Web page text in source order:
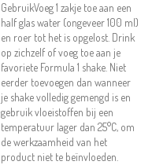
GebruikVoeg 1 zakje toe aan een
half glas water (ongeveer 100 ml)
en roer tot het is opgelost. Drink
op zichzelf of voeg toe aan je
favoriete Formula 1 shake. Niet
eerder toevoegen dan wanneer
je shake volledig gemengd is en
gebruik vloeistoffen bij een
temperatuur lager dan 25°C, om
de werkzaamheid van het
product niet te beïnvloeden.